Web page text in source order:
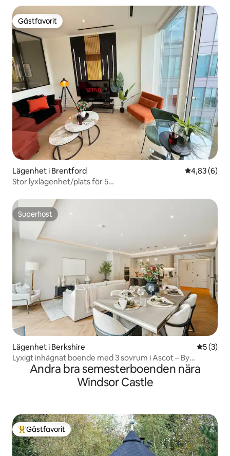
Gästfavorit
Gästfavorit
Lägenhet i Brentford 4,83 av 5 i
4,83 (6)
Stor lyxlägenhet/plats för 5
Superhost
Superhost
Lägenhet i Berkshire 5 av 5 i
5 (3)
Lyxigt inhägnat boende med 3 sovrum i Ascot – By
Tempstay
Andra bra semesterboenden nära
Windsor Castle
Populär gästfavorit
Gästfavorit